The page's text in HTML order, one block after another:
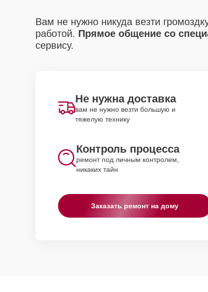
Вам не нужно никуда везти
работой. Прямое общение со
сервису.
Не нужна доставка
вам не нужно везти большую и
тяжелую технику
Контроль процесса
ремонт под личным контролем,
никаких тайн
Заказать ремонт на дому